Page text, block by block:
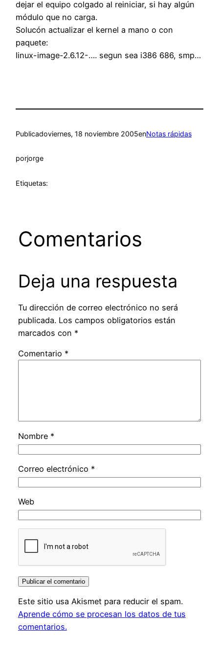
dejar el equipo colgado al reiniciar, si hay algún
módulo que no carga.
Solucón actualizar el kernel a mano o con
paquete:
linux-image-2.6.12-…. segun sea i386 686, smp…
Publicadoviernes, 18 noviembre 2005enNotas rápidas
porjorge
Etiquetas:
Comentarios
Deja una respuesta
Tu dirección de correo electrónico no será
publicada. Los campos obligatorios están
marcados con *
Comentario *
Nombre *
Correo electrónico *
Web
Este sitio usa Akismet para reducir el spam.
Aprende cómo se procesan los datos de tus
comentarios.